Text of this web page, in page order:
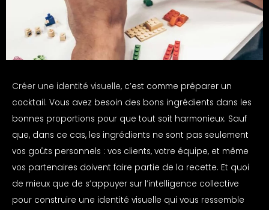
Créer une identité visuelle, c’est comme préparer un
cocktail. Vous avez besoin des bons ingrédients dans les
bonnes proportions pour que tout soit harmonieux. Sauf
que, dans ce cas, les ingrédients ne sont pas seulement
vos goûts personnels : vos clients, votre équipe, et même
vos partenaires doivent faire partie de la recette. Et quoi
de mieux que de s’appuyer sur l’intelligence collective
pour construire une identité visuelle qui vous ressemble